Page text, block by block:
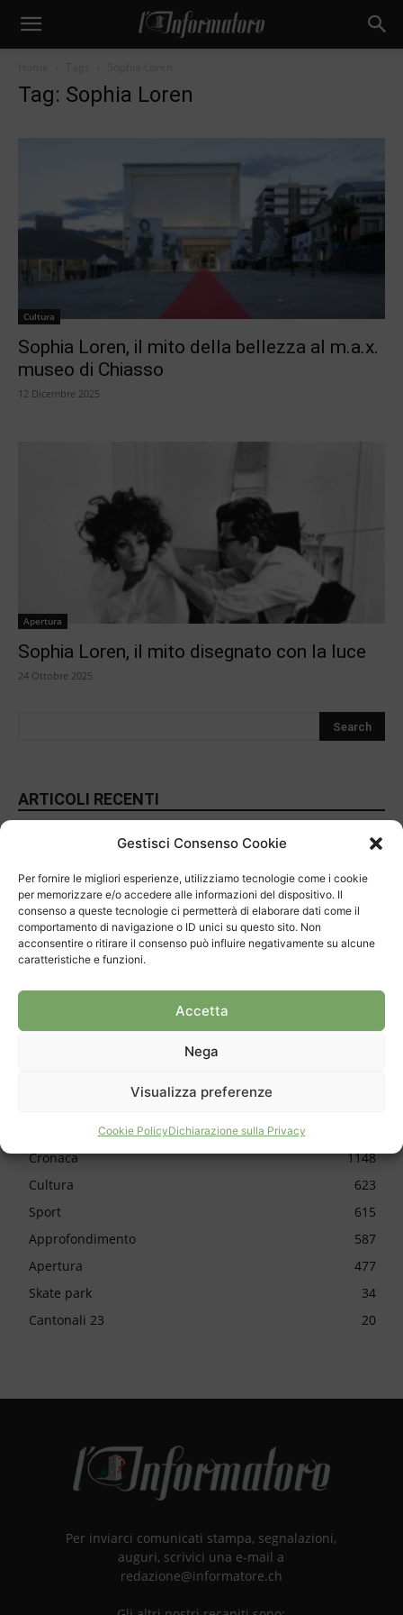
Gestisci Consenso Cookie
Per fornire le migliori esperienze, utilizziamo tecnologie come i cookie
per memorizzare e/o accedere alle informazioni del dispositivo. Il
consenso a queste tecnologie ci permetterà di elaborare dati come il
comportamento di navigazione o ID unici su questo sito. Non
acconsentire o ritirare il consenso può influire negativamente su alcune
caratteristiche e funzioni.
Accetta
Nega
Visualizza preferenze
Cookie PolicyDichiarazione sulla Privacy
Tag: Sophia Loren
Cultura
Sophia Loren, il mito della bellezza al m.a.x.
museo di Chiasso
12 Dicembre 2025
Apertura
Sophia Loren, il mito disegnato con la luce
24 Ottobre 2025
ARTICOLI RECENTI
Chiasso, la polizia ha una nuova guida
Primo agosto: “Solo i fuochi autorizzati”
“La Santa Lucia è una realtà importante”
Aprire spiragli ai più piccoli
C’è un futuro per gli impiegati
Cronaca
1148
Cultura
623
Sport
615
Approfondimento
587
Apertura
477
Skate park
34
Cantonali 23
20
Per inviarci comunicati stampa, segnalazioni,
auguri, scrivici una e-mail a
redazione@informatore.ch